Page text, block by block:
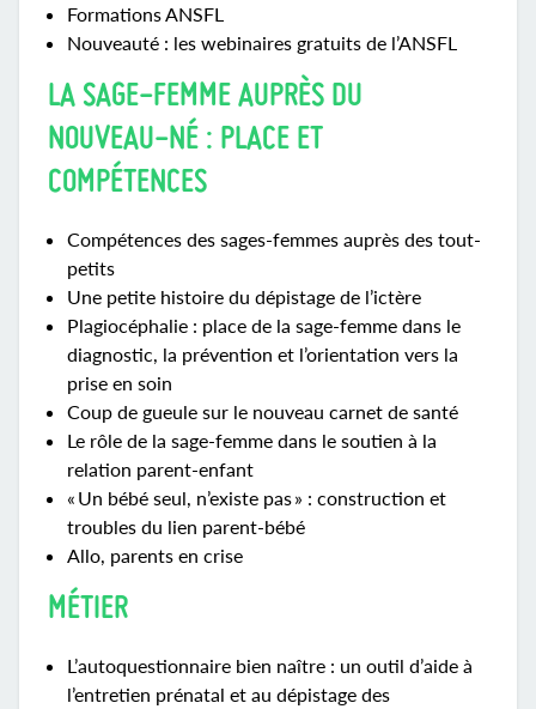
Formations ANSFL
Nouveauté : les webinaires gratuits de l’ANSFL
LA SAGE-FEMME AUPRÈS DU
NOUVEAU-NÉ : PLACE ET
COMPÉTENCES
Compétences des sages-femmes auprès des tout-
petits
Une petite histoire du dépistage de l’ictère
Plagiocéphalie : place de la sage-femme dans le
diagnostic, la prévention et l’orientation vers la
prise en soin
Coup de gueule sur le nouveau carnet de santé
Le rôle de la sage-femme dans le soutien à la
relation parent-enfant
« Un bébé seul, n’existe pas » : construction et
troubles du lien parent-bébé
Allo, parents en crise
MÉTIER
L’autoquestionnaire bien naître : un outil d’aide à
l’entretien prénatal et au dépistage des